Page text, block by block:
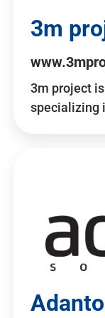
3m
3m project
specializing